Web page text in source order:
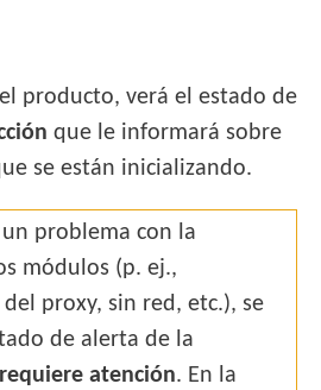
producto, verá el estado de
que le informará sobre
se están inicializando.
problema con la
módulos (p. ej.,
proxy, sin red, etc.), se
de alerta de la
atención. En la